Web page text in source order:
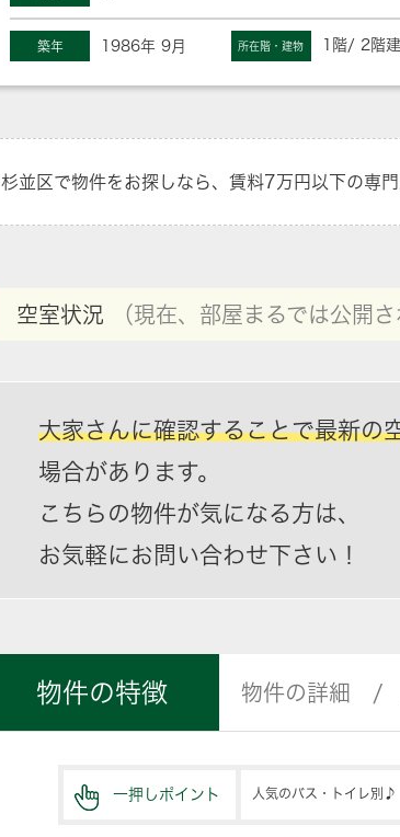
築年 1986年 9月 所在階・建物 1階/ 2階建
杉並区で物件をお探しなら、賃料7万円以下の専門
空室状況 （現在、部屋まるでは公開さ
大家さんに確認することで最新の
場合があります。
こちらの物件が気になる方は、
お気軽にお問い合わせ下さい！
物件の特徴 物件の詳細
一押しポイント 人気のバス・トイレ別♪